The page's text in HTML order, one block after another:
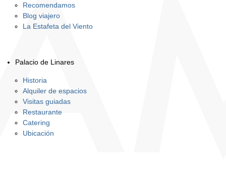
Recomendamos
Blog viajero
La Estafeta del Viento
Palacio de Linares
Historia
Alquiler de espacios
Visitas guiadas
Restaurante
Catering
Ubicación